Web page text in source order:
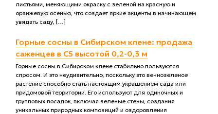
листьями, меняющими окраску с зеленой на красную и
оранжевую осенью, что создает яркие акценты в начинающем
увядать саду, […]
Горные сосны в Сибирском клене: продажа
саженцев в С5 высотой 0,2-0,3 м
Горные сосны в Сибирском клене стабильно пользуются
спросом. И это неудивительно, поскольку это вечнозеленое
растение способно стать настоящим украшением сада или
придомовой территории. Его используют для одиночных и
групповых посадок, включая зеленые стены, создания
уникальных природных композиций и оздоровления